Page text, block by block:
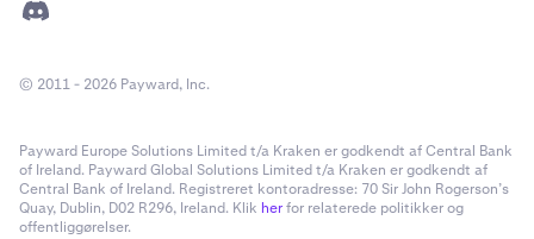
© 2011 - 2026 Payward, Inc.
Payward Europe Solutions Limited t/a Kraken er godkendt af Central Bank
of Ireland. Payward Global Solutions Limited t/a Kraken er godkendt af
Central Bank of Ireland. Registreret kontoradresse: 70 Sir John Rogerson’s
Quay, Dublin, D02 R296, Ireland. Klik herfor relaterede politikker og
offentliggørelser.